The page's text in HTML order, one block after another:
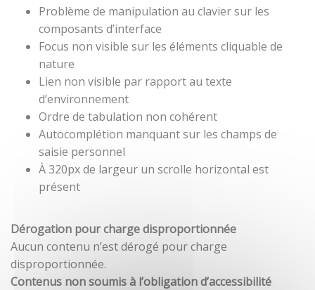
Problème de manipulation au clavier sur les
composants d’interface
Focus non visible sur les éléments cliquable de
nature
Lien non visible par rapport au texte
d’environnement
Ordre de tabulation non cohérent
Autocomplétion manquant sur les champs de
saisie personnel
À 320px de largeur un scrolle horizontal est
présent
Dérogation pour charge disproportionnée
Aucun contenu n’est dérogé pour charge
disproportionnée.
Contenus non soumis à l’obligation d’accessibilité